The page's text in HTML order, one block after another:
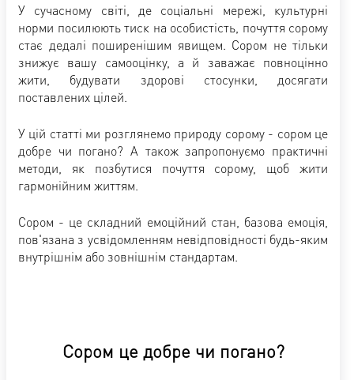
У сучасному світі, де соціальні мережі, культурні
норми посилюють тиск на особистість, почуття сорому
стає дедалі поширенішим явищем. Сором не тільки
знижує вашу самооцінку, а й заважає повноцінно
жити, будувати здорові стосунки, досягати
поставлених цілей.
У цій статті ми розглянемо природу сорому - сором це
добре чи погано? А також запропонуємо практичні
методи, як позбутися почуття сорому, щоб жити
гармонійним життям.
Сором - це складний емоційний стан, базова емоція,
пов'язана з усвідомленням невідповідності будь-яким
внутрішнім або зовнішнім стандартам.
Сором це добре чи погано?